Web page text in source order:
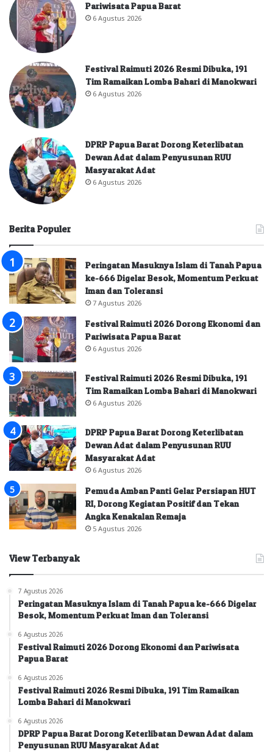
Pariwisata Papua Barat
6 Agustus 2026
Festival Raimuti 2026 Resmi Dibuka, 191
Tim Ramaikan Lomba Bahari di Manokwari
6 Agustus 2026
DPRP Papua Barat Dorong Keterlibatan
Dewan Adat dalam Penyusunan RUU
Masyarakat Adat
6 Agustus 2026
Berita Populer
Peringatan Masuknya Islam di Tanah Papua
ke-666 Digelar Besok, Momentum Perkuat
Iman dan Toleransi
7 Agustus 2026
Festival Raimuti 2026 Dorong Ekonomi dan
Pariwisata Papua Barat
6 Agustus 2026
Festival Raimuti 2026 Resmi Dibuka, 191
Tim Ramaikan Lomba Bahari di Manokwari
6 Agustus 2026
DPRP Papua Barat Dorong Keterlibatan
Dewan Adat dalam Penyusunan RUU
Masyarakat Adat
6 Agustus 2026
Pemuda Amban Panti Gelar Persiapan HUT
RI, Dorong Kegiatan Positif dan Tekan
Angka Kenakalan Remaja
5 Agustus 2026
View Terbanyak
7 Agustus 2026
Peringatan Masuknya Islam di Tanah Papua ke-666 Digelar
Besok, Momentum Perkuat Iman dan Toleransi
6 Agustus 2026
Festival Raimuti 2026 Dorong Ekonomi dan Pariwisata
Papua Barat
6 Agustus 2026
Festival Raimuti 2026 Resmi Dibuka, 191 Tim Ramaikan
Lomba Bahari di Manokwari
6 Agustus 2026
DPRP Papua Barat Dorong Keterlibatan Dewan Adat dalam
Penyusunan RUU Masyarakat Adat